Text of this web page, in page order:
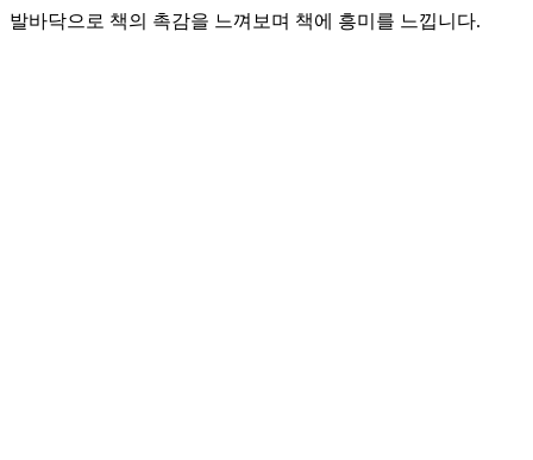
발바닥으로 책의 촉감을 느껴보며 책에 흥미를 느낍니다.